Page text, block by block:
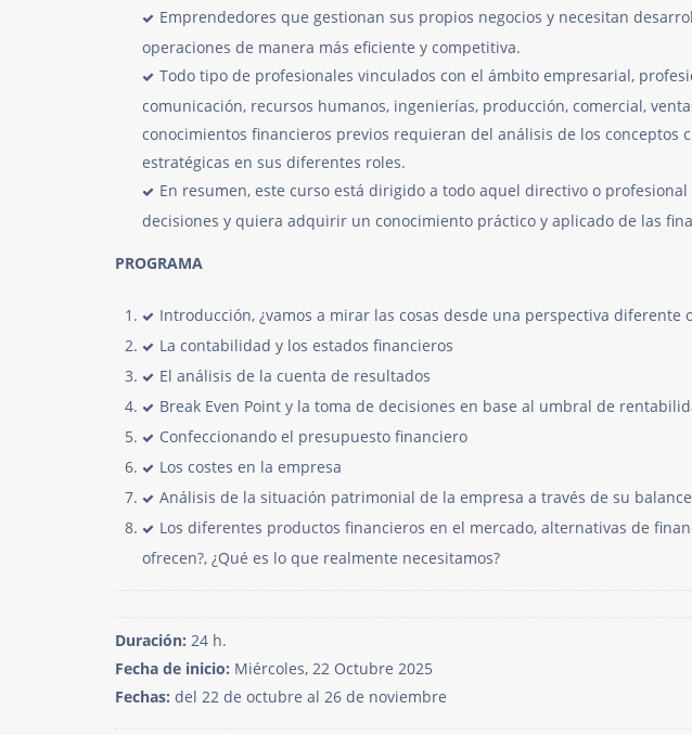
Emprendedores que gestionan sus propios negocios y necesitan
operaciones de manera más eficiente y competitiva.
Todo tipo de profesionales vinculados con el ámbito empresarial,
comunicación, recursos humanos, ingenierías, producción, comercial,
conocimientos financieros previos requieran del análisis de los conceptos
estratégicas en sus diferentes roles.
En resumen, este curso está dirigido a todo aquel directivo o
decisiones y quiera adquirir un conocimiento práctico y aplicado de las
PROGRAMA
Introducción, ¿vamos a mirar las cosas desde una perspectiva diferente
La contabilidad y los estados financieros
El análisis de la cuenta de resultados
Break Even Point y la toma de decisiones en base al umbral de
Confeccionando el presupuesto financiero
Los costes en la empresa
Análisis de la situación patrimonial de la empresa a través de su
Los diferentes productos financieros en el mercado, alternativas de
ofrecen?, ¿Qué es lo que realmente necesitamos?
Duración: 24 h.
Fecha de inicio: Miércoles, 22 Octubre 2025
Fechas: del 22 de octubre al 26 de noviembre